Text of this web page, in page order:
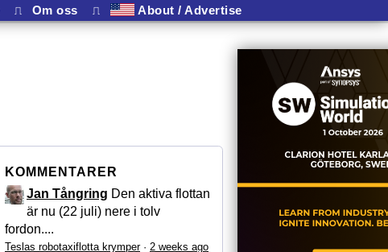
⎍ Om oss ⎍ About / Advertise
KOMMENTARER
Jan Tångring Den aktiva flottan
är nu (22 juli) nere i tolv
fordon....
Teslas robotaxiflotta krymper· 2 weeks ago